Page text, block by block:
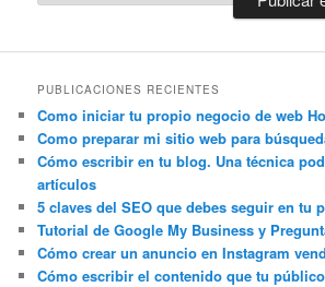
PUBLICACIONES RECIENTES
Como iniciar tu propio negocio de web
Como preparar mi sitio web para
Cómo escribir en tu blog. Una técnica
artículos
5 claves del SEO que debes seguir en tu
Tutorial de Google My Business y
Cómo crear un anuncio en Instagram
Cómo escribir el contenido que tu